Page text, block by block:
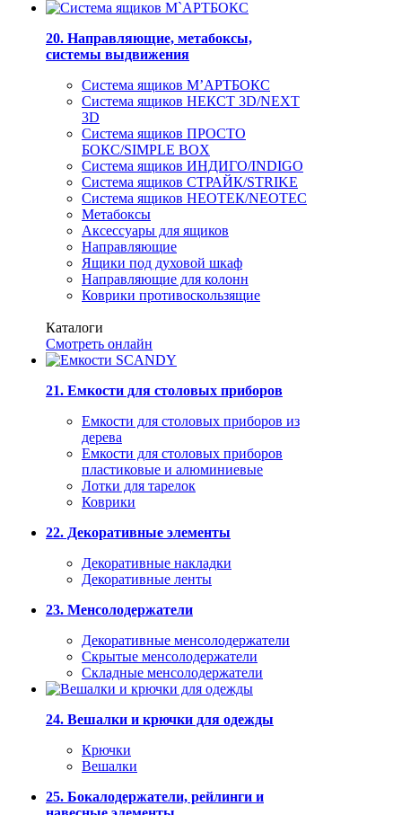
20. Направляющие, метабоксы,
системы выдвижения
Система ящиков М’АРТБОКС
Система ящиков НЕКСТ 3D/NEXT
3D
Система ящиков ПРОСТО
БОКС/SIMPLE BOX
Система ящиков ИНДИГО/INDIGO
Система ящиков СТРАЙК/STRIKE
Система ящиков НЕОТЕК/NEOTEC
Метабоксы
Аксессуары для ящиков
Направляющие
Ящики под духовой шкаф
Направляющие для колонн
Коврики противоскользящие
Каталоги
Смотреть онлайн
21. Емкости для столовых приборов
Емкости для столовых приборов из
дерева
Емкости для столовых приборов
пластиковые и алюминиевые
Лотки для тарелок
Коврики
22. Декоративные элементы
Декоративные накладки
Декоративные ленты
23. Менсолодержатели
Декоративные менсолодержатели
Скрытые менсолодержатели
Складные менсолодержатели
24. Вешалки и крючки для одежды
Крючки
Вешалки
25. Бокалодержатели, рейлинги и